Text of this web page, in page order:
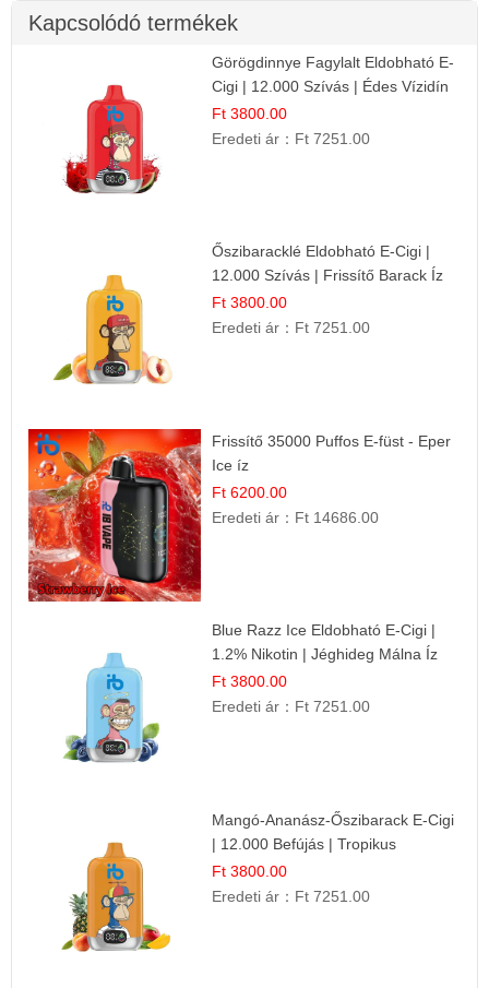
Kapcsolódó termékek
Görögdinnye Fagylalt Eldobható E-
Cigi | 12.000 Szívás | Édes Vízidín
Íz
Ft 3800.00
Eredeti ár： Ft 7251.00
Őszibaracklé Eldobható E-Cigi |
12.000 Szívás | Frissítő Barack Íz
Ft 3800.00
Eredeti ár： Ft 7251.00
Frissítő 35000 Puffos E-füst - Eper
Ice íz
Ft 6200.00
Eredeti ár： Ft 14686.00
Blue Razz Ice Eldobható E-Cigi |
1.2% Nikotin | Jéghideg Málna Íz
Ft 3800.00
Eredeti ár： Ft 7251.00
Mangó-Ananász-Őszibarack E-Cigi
| 12.000 Befújás | Tropikus
Gyümölcs Íz
Ft 3800.00
Eredeti ár： Ft 7251.00